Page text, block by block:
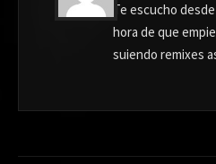
Te escucho
hora de que
suiendo remixes